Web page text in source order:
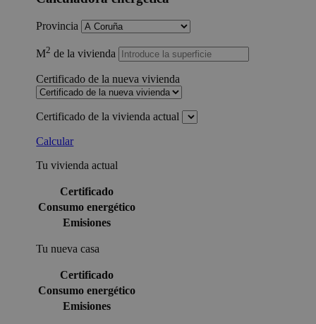
Provincia
M2 de la vivienda
Certificado de la nueva vivienda
Certificado de la vivienda actual
Calcular
Tu vivienda actual
Certificado
Consumo energético
Emisiones
Tu nueva casa
Certificado
Consumo energético
Emisiones